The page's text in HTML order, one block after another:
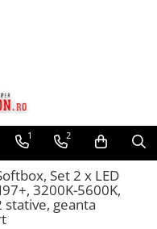
1 2
Set 2 x LED
3200K-5600K,
geanta